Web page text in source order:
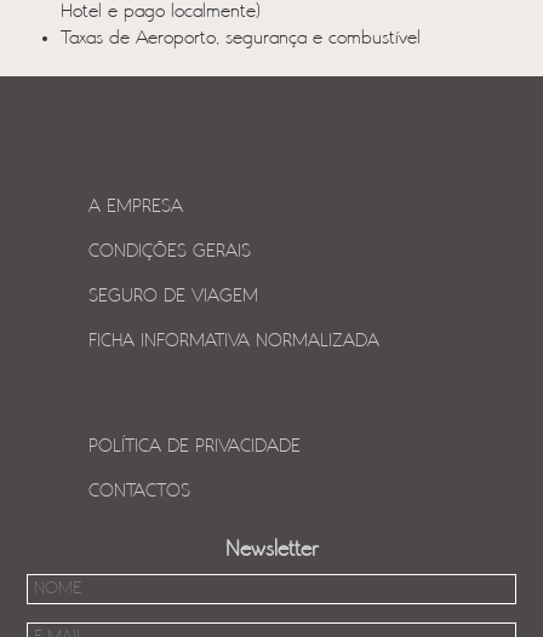
Hotel e pago localmente)
Taxas de Aeroporto, segurança e combustível
A EMPRESA
CONDIÇÕES GERAIS
SEGURO DE VIAGEM
FICHA INFORMATIVA NORMALIZADA
POLÍTICA DE PRIVACIDADE
CONTACTOS
Newsletter